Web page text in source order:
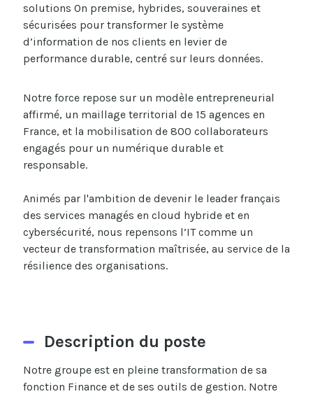
solutions On premise, hybrides, souveraines et
sécurisées pour transformer le système
d’information de nos clients en levier de
performance durable, centré sur leurs données.
Notre force repose sur un modèle entrepreneurial
affirmé, un maillage territorial de 15 agences en
France, et la mobilisation de 800 collaborateurs
engagés pour un numérique durable et
responsable.
Animés par l'ambition de devenir le leader français
des services managés en cloud hybride et en
cybersécurité, nous repensons l’IT comme un
vecteur de transformation maîtrisée, au service de la
résilience des organisations.
Description du poste
Notre groupe est en pleine transformation de sa
fonction Finance et de ses outils de gestion. Notre